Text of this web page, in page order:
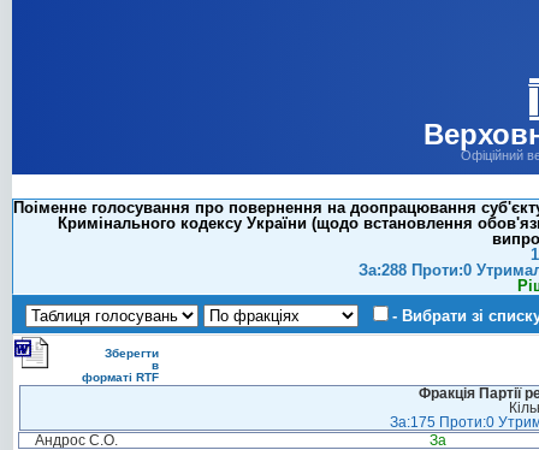
Офіційний
Поіменне голосування про повернення на доопрацювання
Кримінального кодексу України (щодо встановлення
За:288 Проти:0
- Вибрати зі
Зберегти
в
форматі RTF
Фракція Партії
За:175 Проти:0
Андрос С.О.
За